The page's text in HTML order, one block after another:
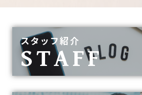
スタッフ紹介
STAFF